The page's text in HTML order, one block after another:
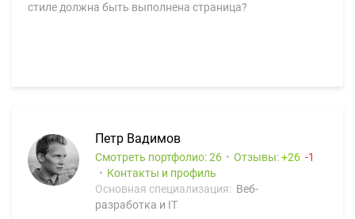
стиле должна быть выполнена страница?
Петр Вадимов
Смотреть портфолио: 26 Отзывы: 26
1
Контакты и профиль
Основная специализация: Веб-
разработка и IT